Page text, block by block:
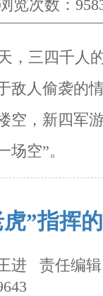
览次数：
，三四千人
敌人偷袭的
空，新四军
场空”。
”指挥
进 责任编